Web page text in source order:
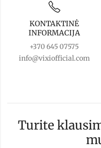
KONTAKTINĖ
INFORMACIJA
+370 645 07575
info@vixiofficial.com
Turite